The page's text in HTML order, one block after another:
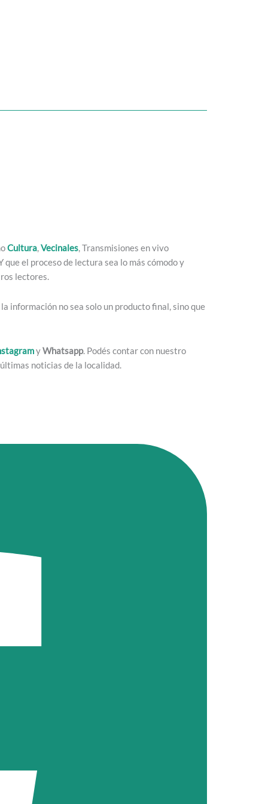
Cultura,Vecinales, Transmisiones en vivo
el proceso de lectura sea lo más cómodo y
lectores.
información no sea solo un producto final, sino que
yWhatsapp. Podés contar con nuestro
noticias de la localidad.